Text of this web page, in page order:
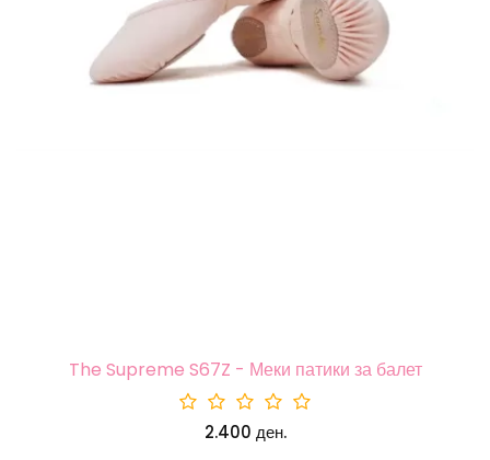
The Supreme S67Z - Меки патики за балет
2.400 ден.